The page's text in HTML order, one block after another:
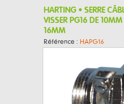
HARTING • SERRE
VISSER PG16 DE
16MM
Référence : HAPG16